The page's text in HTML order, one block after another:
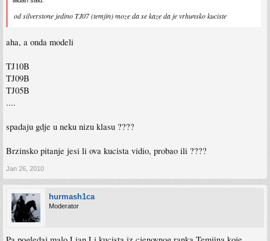
od silverstone jedino TJ07 (temjin) moze da se kaze da je vrhunsko kuciste
aha, a onda modeli
TJ10B
TJ09B
TJ05B
....
spadaju gdje u neku nizu klasu ????
Brzinsko pitanje jesi li ova kucista vidio, probao ili ????
Jan 26, 2010
hurmash1ca
Moderator